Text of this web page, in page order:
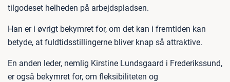
tilgodeset helheden på arbejdspladsen.
Han er i øvrigt bekymret for, om det kan i fremtiden kan
betyde, at fuldtidsstillingerne bliver knap så attraktive.
En anden leder, nemlig Kirstine Lundsgaard i Frederikssund,
er også bekymret for, om fleksibiliteten og